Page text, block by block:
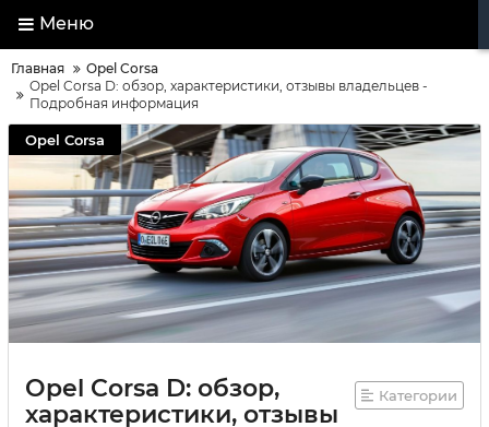
Меню
Главная
Opel Corsa
Opel Corsa D: обзор, характеристики, отзывы владельцев -
Подробная информация
Opel Corsa
Opel Corsa D: обзор,
характеристики, отзывы
Категории